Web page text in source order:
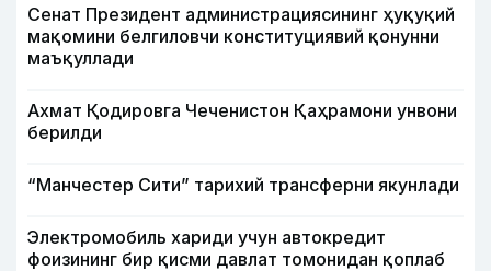
Сенат Президент администрациясининг ҳуқуқий
мақомини белгиловчи конституциявий қонунни
маъқуллади
Ахмат Қодировга Чеченистон Қаҳрамони унвони
берилди
“Манчестер Сити” тарихий трансферни якунлади
Электромобиль хариди учун автокредит
фоизининг бир қисми давлат томонидан қоплаб